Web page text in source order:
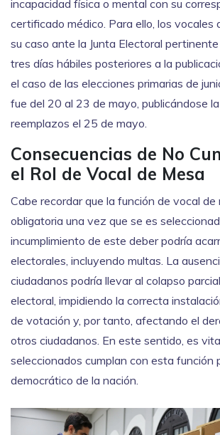
incapacidad física o mental con su
certificado médico. Para ello, los vocales
su caso ante la Junta Electoral
tres días hábiles posteriores a la
el caso de las elecciones primarias de
fue del 20 al 23 de mayo, publicándose
reemplazos el 25 de mayo.
Consecuencias de No
el Rol de Vocal de Mesa
Cabe recordar que la función de vocal de
obligatoria una vez que se es
incumplimiento de este deber podría
electorales, incluyendo multas. La
ciudadanos podría llevar al colapso
electoral, impidiendo la correcta
de votación y, por tanto, afectando el
otros ciudadanos. En este sentido, es
seleccionados cumplan con esta función
democrático de la nación.